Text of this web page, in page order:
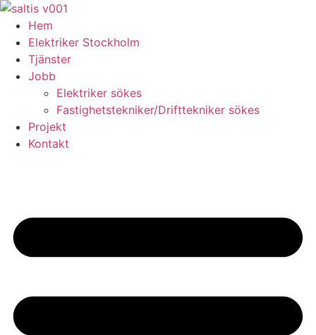
Skip
content
Hem
Elektriker Stockholm
Tjänster
Jobb
Elektriker sökes
Fastighetstekniker/Drifttekniker sökes
Projekt
Kontakt